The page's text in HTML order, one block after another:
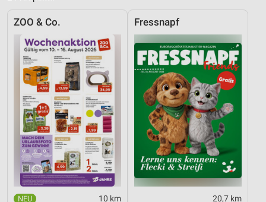
ZOO & Co.
10 km
Fressnapf
20,7 km